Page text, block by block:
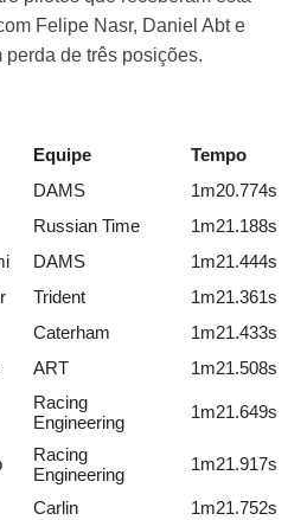
Felipe Nasr, Daniel Abt e
de três posições.
Equipe
Tempo
DAMS
1m20.774s
Russian Time
1m21.188s
DAMS
1m21.444s
Trident
1m21.361s
Caterham
1m21.433s
ART 1m21.508s
Racing
Engineering
1m21.649s
Racing
Engineering
1m21.917s
Carlin
1m21.752s